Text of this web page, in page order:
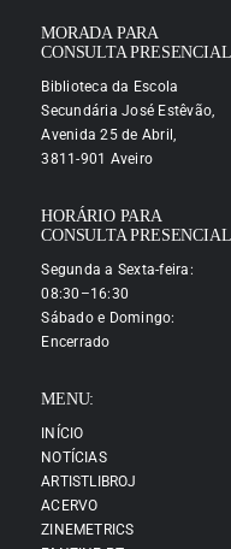
MORADA PARA
CONSULTA
Biblioteca da Escola
Secundária José Estêvão,
Avenida 25 de Abril,
3811-901 Aveiro
HORÁRIO PARA
CONSULTA
Segunda a Sexta-feira:
08:30–16:30
Sábado e Domingo:
Encerrado
MENU:
INÍCIO
NOTÍCIAS
ARTISTLIBROJ
ACERVO
ZINEMETRICS